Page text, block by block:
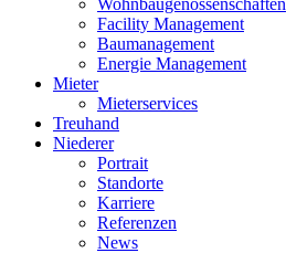
Wohnbaugenossenschaften
Facility Management
Baumanagement
Energie Management
Mieter
Mieterservices
Treuhand
Niederer
Portrait
Standorte
Karriere
Referenzen
News